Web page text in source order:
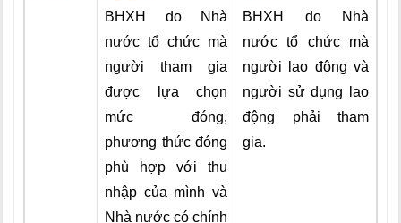
BHXH do Nhà
nước tổ chức mà
người tham gia
được lựa chọn
mức đóng,
phương thức đóng
phù hợp với thu
nhập của mình và
Nhà nước có chính
BHXH do Nhà
nước tổ chức mà
người lao động và
người sử dụng lao
động phải tham
gia.